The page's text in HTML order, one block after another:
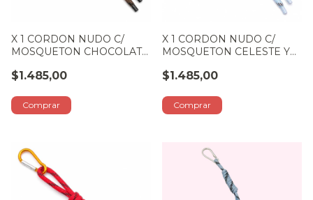
X 1 CORDON NUDO C/
MOSQUETON CHOCOLATE
$1.485,00
X 1 CORDON NUDO C/
MOSQUETON CELESTE Y
$1.485,00